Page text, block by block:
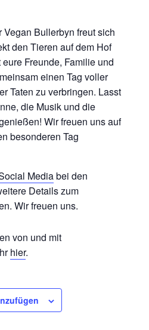
Vegan Bullerbyn freut sich
den Tieren auf dem Hof
Freunde, Familie und
einen Tag voller
Taten zu verbringen. Lasst
die Musik und die
Wir freuen uns auf
besonderen Tag
Mediabei den
Details zum
Wir freuen uns.
von und mit
hier.